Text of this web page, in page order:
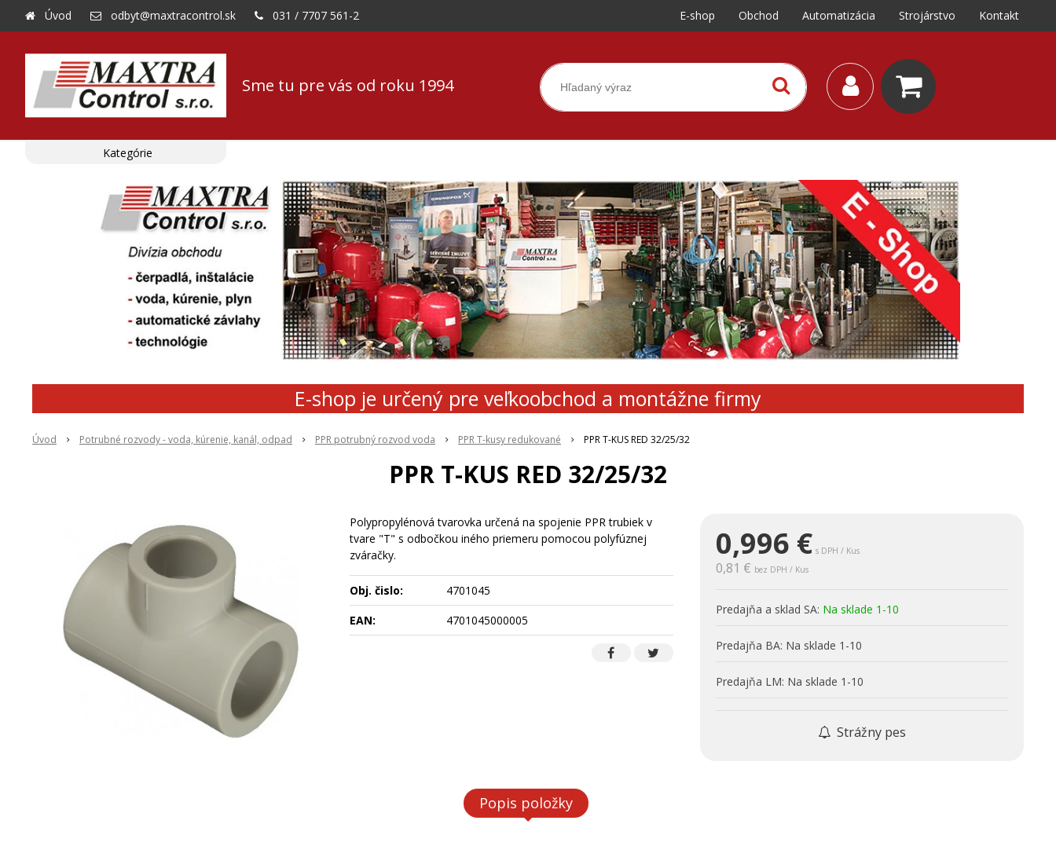
Sme tu pre vás od roku 1994
Úvod odbyt@maxtracontrol.sk 031 / 7707 561-2 E-shop Obchod Automatizácia Strojárstvo Kontakt
E-shop je určený pre veľkoobchod a montážne firmy
Úvod Potrubné rozvody - voda, kúrenie, kanál, odpad PPR potrubný rozvod voda PPR T-kusy redukované PPR T-KUS RED 32/25/32
PPR T-KUS RED 32/25/32
0,996 € s DPH / Kus
0,81 € bez DPH / Kus
Predajňa a sklad SA: Na sklade 1-10
Predajňa BA: Na sklade 1-10
Predajňa LM: Na sklade 1-10
Strážny pes
Polypropylénová tvarovka určená na spojenie PPR trubiek v
tvare "T" s odbočkou iného priemeru pomocou polyfúznej
zváračky.
Obj. čislo:
4701045
EAN:
4701045000005
Popis položky
Kategórie